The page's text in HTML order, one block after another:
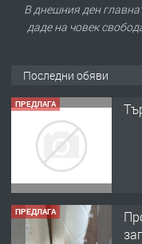
В днешния ден
даде на човек
Последни обяви
ПРЕДЛАГА
ПРЕДЛАГА